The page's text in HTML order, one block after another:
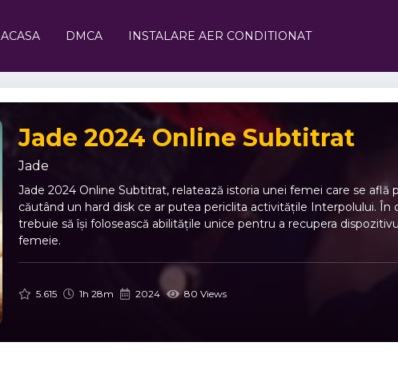
ACASA DMCA INSTALARE AER CONDITIONAT
Jade 2024 Online Subtitrat
Jade
Jade 2024 Online Subtitrat, relatează istoria unei femei care se
căutând un hard disk ce ar putea periclita activitățile Interpolului.
trebuie să își folosească abilitățile unice pentru a recupera
femeie.
5.615 1h 28m 2024 80 Views